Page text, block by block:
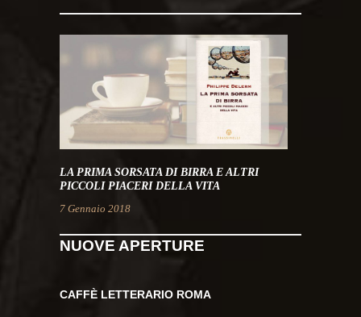
LA PRIMA SORSATA DI BIRRA E ALTRI
PICCOLI PIACERI DELLA VITA
7 Gennaio 2018
NUOVE APERTURE
CAFFÈ LETTERARIO ROMA